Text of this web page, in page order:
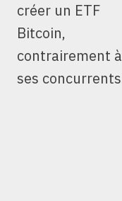
créer un ETF
Bitcoin,
contrairement à
ses concurrents